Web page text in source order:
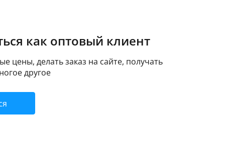
как оптовый клиент
цены, делать заказ на сайте, получать
другое